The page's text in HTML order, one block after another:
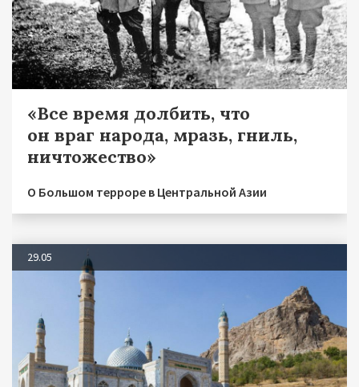
«Все время долбить, что
он враг народа, мразь, гниль,
ничтожество»
О Большом терроре в Центральной Азии
29.05